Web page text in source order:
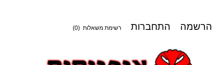
הרשמה התחברות רשימת משאלות (0)